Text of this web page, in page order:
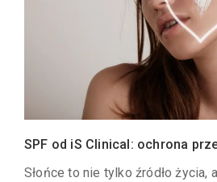
SPF od iS Clinical: ochrona
Słońce to nie tylko źródło życia,